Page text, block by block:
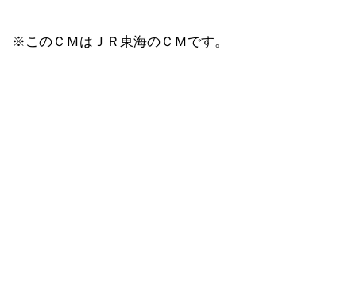
※このＣＭはＪＲ東海のＣＭです。